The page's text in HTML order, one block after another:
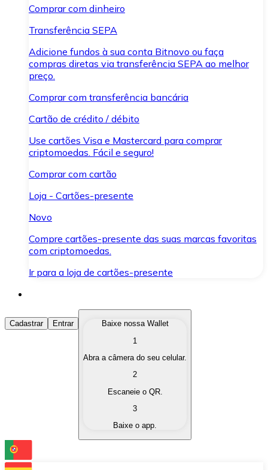
Comprar com dinheiro
Transferência SEPA
Adicione fundos à sua conta Bitnovo ou faça
compras diretas via transferência SEPA ao melhor
preço.
Comprar com transferência bancária
Cartão de crédito / débito
Use cartões Visa e Mastercard para comprar
criptomoedas. Fácil e seguro!
Comprar com cartão
Loja - Cartões-presente
Novo
Compre cartões-presente das suas marcas favoritas
com criptomoedas.
Ir para a loja de cartões-presente
Comprar Criptomoedas
Compre as criptomoedas de seu interesse de forma
Converta suas criptomoedas em moeda fiduciária
Troque uma criptomoeda por outra
Cadastrar Entrar
Baixe nossa Wallet
1
Abra a câmera do seu celular.
2
Escaneie o QR.
3
Baixe o app.